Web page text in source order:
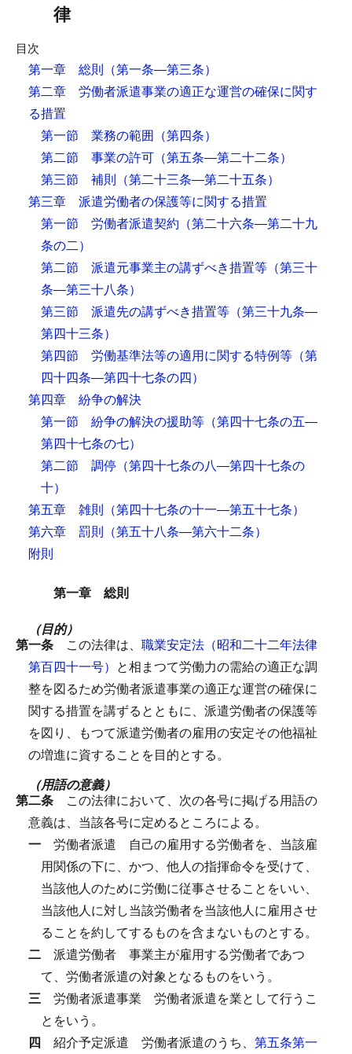
律
目次
第一章 総則 （第一条―第三条）
第二章 労働者派遣事業の適正な運営の確保に関す
る措置
第一節 業務の範囲 （第四条）
第二節 事業の許可 （第五条―第二十二条）
第三節 補則 （第二十三条―第二十五条）
第三章 派遣労働者の保護等に関する措置
第一節 労働者派遣契約 （第二十六条―第二十九
条の二）
第二節 派遣元事業主の講ずべき措置等 （第三十
条―第三十八条）
第三節 派遣先の講ずべき措置等 （第三十九条―
第四十三条）
第四節 労働基準法等の適用に関する特例等 （第
四十四条―第四十七条の四）
第四章 紛争の解決
第一節 紛争の解決の援助等 （第四十七条の五―
第四十七条の七）
第二節 調停 （第四十七条の八―第四十七条の
十）
第五章 雑則 （第四十七条の十一―第五十七条）
第六章 罰則 （第五十八条―第六十二条）
附則
第一章 総則
（目的）
第一条 この法律は、 職業安定法（昭和二十二年法律
第百四十一号） と相まつて労働力の需給の適正な調
整を図るため労働者派遣事業の適正な運営の確保に
関する措置を講ずるとともに、派遣労働者の保護等
を図り、もつて派遣労働者の雇用の安定その他福祉
の増進に資することを目的とする。
（用語の意義）
第二条 この法律において、次の各号に掲げる用語の
意義は、当該各号に定めるところによる。
一 労働者派遣
自己の雇用する労働者を、当該雇
用関係の下に、かつ、他人の指揮命令を受けて、
当該他人のために労働に従事させることをいい、
当該他人に対し当該労働者を当該他人に雇用させ
ることを約してするものを含まないものとする。
二 派遣労働者
事業主が雇用する労働者であつ
て、労働者派遣の対象となるものをいう。
三 労働者派遣事業
労働者派遣を業として行うこ
とをいう。
四 紹介予定派遣 労働者派遣のうち、 第五条第一